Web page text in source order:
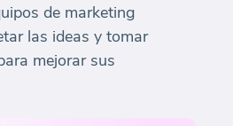
de marketing
las ideas y tomar
mejorar sus